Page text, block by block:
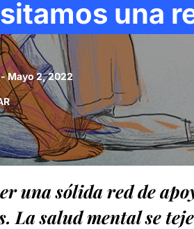
una
- Mayo 2, 2022
una sólida red de
La salud mental se